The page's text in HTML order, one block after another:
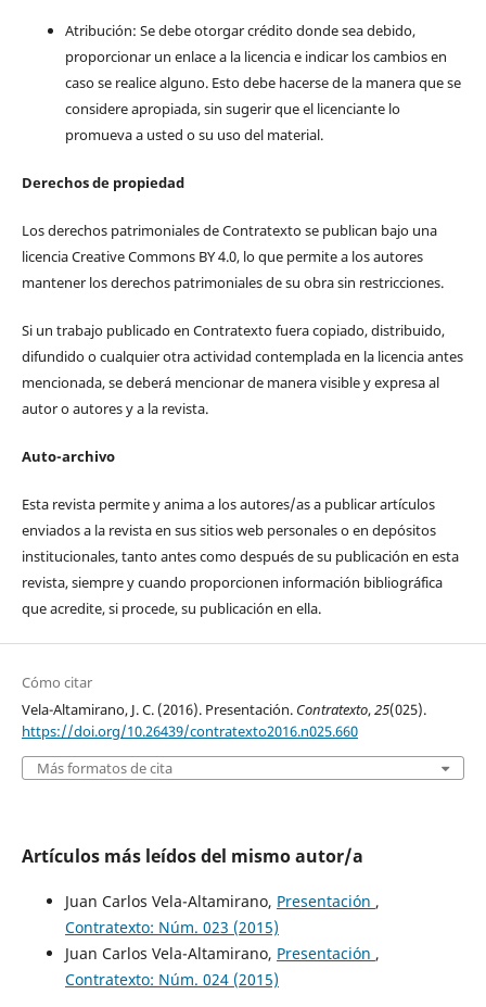
Atribución: Se debe otorgar crédito donde sea debido,
proporcionar un enlace a la licencia e indicar los cambios en
caso se realice alguno. Esto debe hacerse de la manera que se
considere apropiada, sin sugerir que el licenciante lo
promueva a usted o su uso del material.
Derechos de propiedad
Los derechos patrimoniales de Contratexto se publican bajo una
licencia Creative Commons BY 4.0, lo que permite a los autores
mantener los derechos patrimoniales de su obra sin restricciones.
Si un trabajo publicado en Contratexto fuera copiado, distribuido,
difundido o cualquier otra actividad contemplada en la licencia antes
mencionada, se deberá mencionar de manera visible y expresa al
autor o autores y a la revista.
Auto-archivo
Esta revista permite y anima a los autores/as a publicar artículos
enviados a la revista en sus sitios web personales o en depósitos
institucionales, tanto antes como después de su publicación en esta
revista, siempre y cuando proporcionen información bibliográfica
que acredite, si procede, su publicación en ella.
Cómo citar
Vela-Altamirano, J. C. (2016). Presentación. Contratexto,25(025).
https://doi.org/10.26439/contratexto2016.n025.660
Más formatos de cita
Artículos más leídos del mismo autor/a
Juan Carlos Vela-Altamirano, Presentación ,
Contratexto: Núm. 023 (2015)
Juan Carlos Vela-Altamirano, Presentación ,
Contratexto: Núm. 024 (2015)